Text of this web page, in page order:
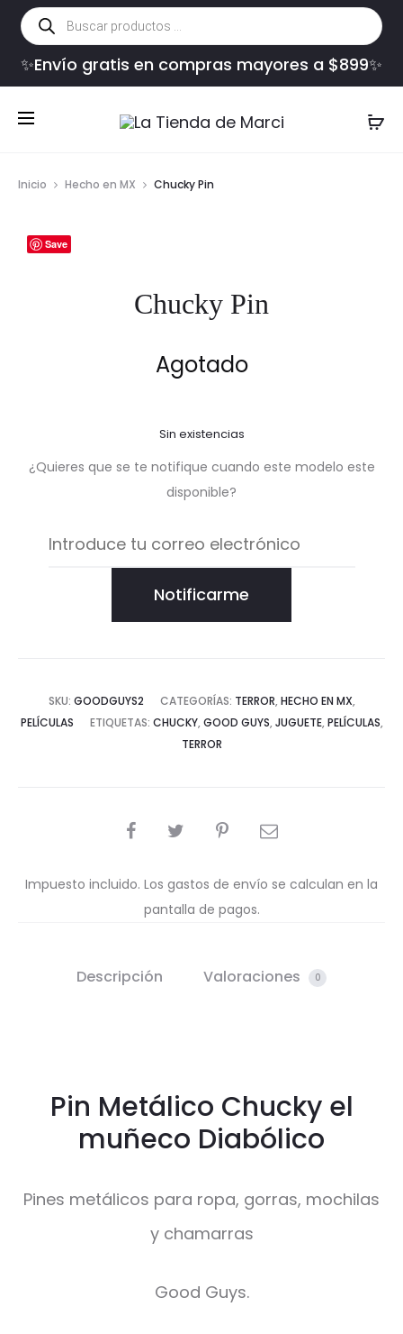
Búsqueda
de
productos
✨Envío gratis en compras mayores a $899✨
Inicio Hecho en MX Chucky Pin
Save
Chucky Pin
Agotado
Sin existencias
¿Quieres que se te notifique cuando este modelo este
disponible?
Notificarme
SKU: GOODGUYS2 CATEGORÍAS: TERROR, HECHO EN MX,
PELÍCULAS
ETIQUETAS: CHUCKY, GOOD GUYS, JUGUETE, PELÍCULAS,
TERROR
COMPARTIR
Impuesto incluido. Los gastos de envío se calculan en la
pantalla de pagos.
Descripción Valoraciones 0
Pin Metálico Chucky el
muñeco Diabólico
Pines metálicos para ropa, gorras, mochilas
y chamarras
Good Guys.